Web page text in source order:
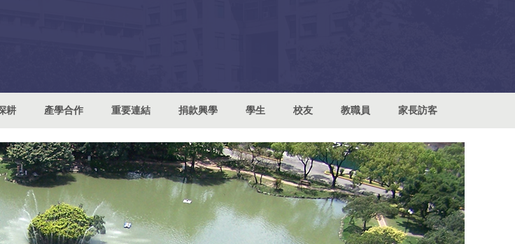
耕 產學合作 重要連結 捐款興學 學生 校友 教職員 家長訪客